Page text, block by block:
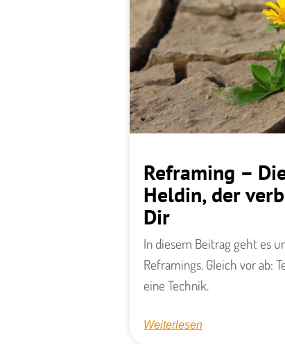
Reframing –
Heldin, der
Dir
In diesem Beitrag geht es
Reframings. Gleich vor ab:
eine Technik.
Weiterlesen